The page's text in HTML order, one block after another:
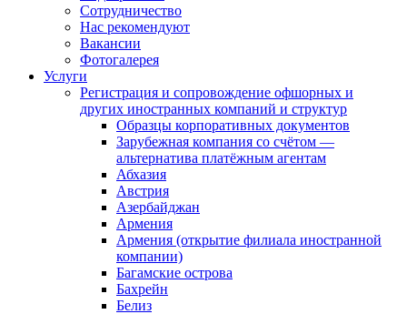
Сотрудничество
Нас рекомендуют
Вакансии
Фотогалерея
Услуги
Регистрация и сопровождение офшорных и
других иностранных компаний и структур
Образцы корпоративных документов
Зарубежная компания со счётом —
альтернатива платёжным агентам
Абхазия
Австрия
Азербайджан
Армения
Армения (открытие филиала иностранной
компании)
Багамские острова
Бахрейн
Белиз